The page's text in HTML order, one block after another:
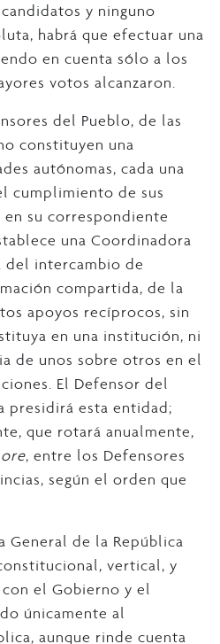
y ninguno
habrá que efectuar una
en cuenta sólo a los
votos alcanzaron.
del Pueblo, de las
constituyen una
autónomas, cada una
cumplimiento de sus
su correspondiente
una Coordinadora
del intercambio de
compartida, de la
apoyos recíprocos, sin
en una institución, ni
de unos sobre otros en el
El Defensor del
presidirá esta entidad;
que rotará anualmente,
, entre los Defensores
según el orden que
General de la República
vertical, y
el Gobierno y el
únicamente al
aunque rinde cuenta